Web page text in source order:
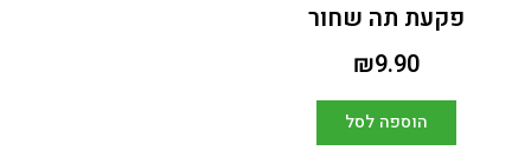
פקעת תה שחור
₪9.90
הוספה לסל